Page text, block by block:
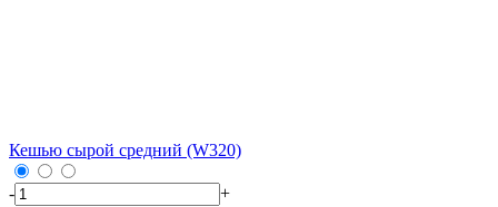
Кешью сырой средний (W320)
-
+